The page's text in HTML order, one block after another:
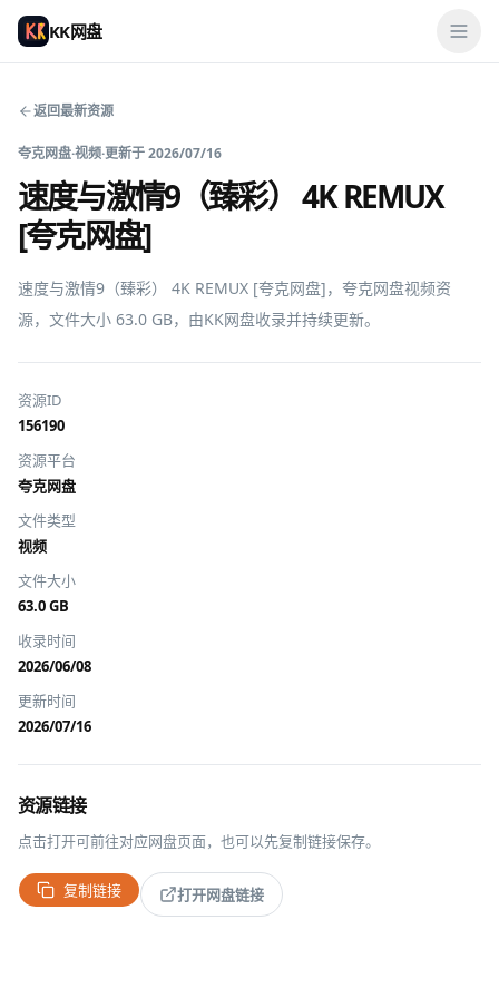
KK网盘
返回最新资源
夸克网盘·视频·更新于2026/07/16
速度与激情9（臻彩） 4K REMUX
[夸克网盘]
速度与激情9（臻彩） 4K REMUX [夸克网盘]，夸克网盘视频资
源，文件大小 63.0 GB，由KK网盘收录并持续更新。
资源ID
156190
资源平台
夸克网盘
文件类型
视频
文件大小
63.0 GB
收录时间
2026/06/08
更新时间
2026/07/16
资源链接
点击打开可前往对应网盘页面，也可以先复制链接保存。
复制链接 打开网盘链接